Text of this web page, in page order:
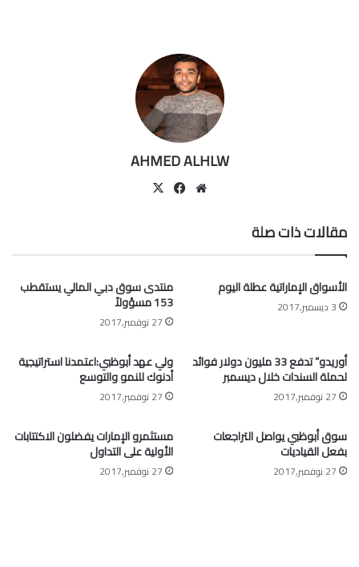
AHMED ALHLW
موقعفيسبوك
مقالات ذات صلة
الأسواق الإماراتية عطلة اليوم
3 ديسمبر,2017
منتدى سوق دبي المالي يستقطب
153 مسؤولاً
27 نوفمبر,2017
أوريدو” تدفع 33 مليون دولار فوائد
لحملة السندات خلال ديسمبر
27 نوفمبر,2017
ولي عهد أبوظبي:اعتمدنا استراتيجية
أدنوك للنمو والتوسع
27 نوفمبر,2017
سوق أبوظبي يواصل التراجعات
بفعل القياديات
27 نوفمبر,2017
مستثمرو الإمارات يفضلون الاكتتابات
الأولية على التداول
27 نوفمبر,2017